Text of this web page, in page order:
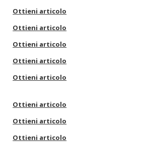
Ottieni articolo
Ottieni articolo
Ottieni articolo
Ottieni articolo
Ottieni articolo
Ottieni articolo
Ottieni articolo
Ottieni articolo